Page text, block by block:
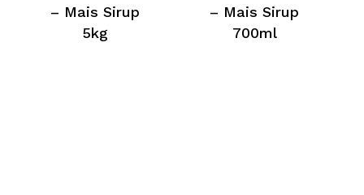
– Mais Sirup
5kg
– Mais Sirup
700ml